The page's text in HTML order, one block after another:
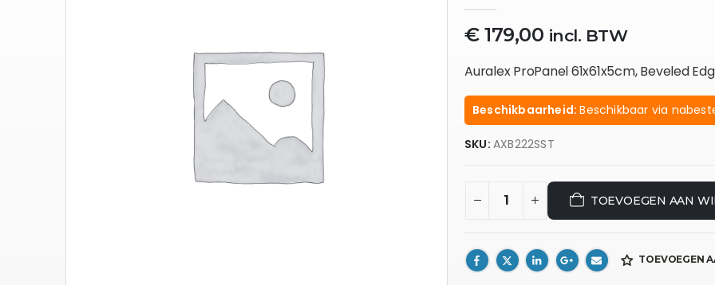
€179,00 incl. BTW
Auralex ProPanel 61x61x5cm, Beveled
Beschikbaarheid:Beschikbaar via
SKU: AXB222SST
TOEVOEGEN AAN
TOEVOEGEN